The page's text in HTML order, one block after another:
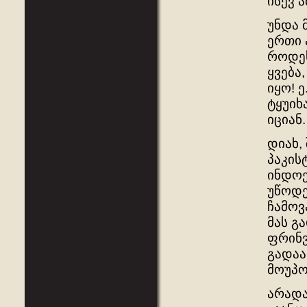
უნდა
ერთი
იყო!
იციან.
დიახ,
მას